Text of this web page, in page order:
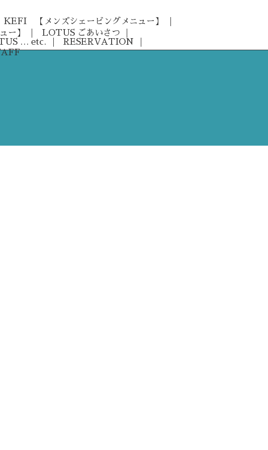
KEFI 【メンズシェービングメニュー】
ー】
LOTUS ごあいさつ
… etc.
RESERVATION